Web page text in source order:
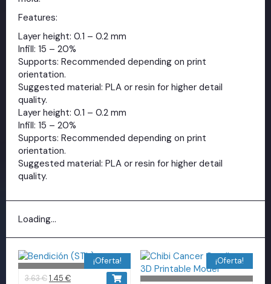
Features:
Layer height: 0.1 – 0.2 mm
Infill: 15 – 20%
Supports: Recommended depending on print
orientation.
Suggested material: PLA or resin for higher detail
quality.
Layer height: 0.1 – 0.2 mm
Infill: 15 – 20%
Supports: Recommended depending on print
orientation.
Suggested material: PLA or resin for higher detail
quality.
Loading...
¡Oferta!
3.63€1.45€
¡Oferta!